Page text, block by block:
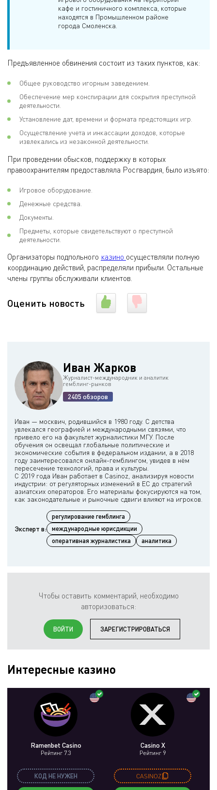
кафе и гостиничного комплекса, которые
находятся в Промышленном районе
города Смоленска.
Предъявленное обвинения состоит из таких пунктов, как:
Общее руководство игорным заведением.
Обеспечение мер конспирации для сокрытия преступной
деятельности.
Установление дат, времени и формата предстоящих игр.
Осуществление учета и инкассации доходов, которые
извлекались из незаконной деятельности.
При проведении обысков, поддержку в которых
правоохранителям предоставляла Росгвардия, было изъято:
Игровое оборудование.
Денежные средства.
Документы.
Предметы, которые свидетельствуют о преступной
деятельности.
Организаторы подпольного казино осуществляли полную
координацию действий, распределяли прибыли. Остальные
члены группы обслуживали клиентов.
Оценить новость
Иван Жарков
Журналист-международник и аналитик
гемблинг-рынков
2405 обзоров
Иван — москвич, родившийся в 1980 году. С детства
увлекался географией и международными связями, что
привело его на факультет журналистики МГУ. После
обучения он освещал глобальные политические и
экономические события в федеральном издании, а в 2018
году заинтересовался онлайн-гемблингом, увидев в нём
пересечение технологий, права и культуры.
С 2019 года Иван работает в Casinoz, анализируя новости
индустрии: от регуляторных изменений в ЕС до стратегий
азиатских операторов. Его материалы фокусируются на том,
Эксперт в:
регулирование гемблинга
международные юрисдикции
оперативная журналистика
аналитика
Чтобы оставить комментарий, необходимо
авторизоваться:
ВОЙТИ ЗАРЕГИСТРИРОВАТЬСЯ
Интересные казино
Ramenbet Casino
Рейтинг 7.3
КОД НЕ НУЖЕН
Casino X
Рейтинг 9
CASINOZ